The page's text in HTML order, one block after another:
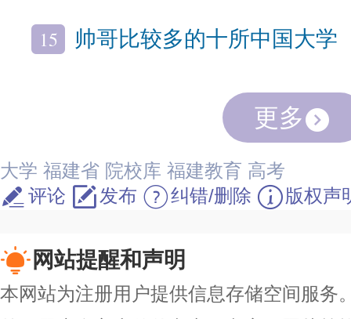
15 帅哥比较多的十所中国大学
更多
大学 福建省 院校库 福建教育 高考
评论
发布 纠错/删除 版权声
网站提醒和声明
本网站为注册用户提供信息存储空间服务